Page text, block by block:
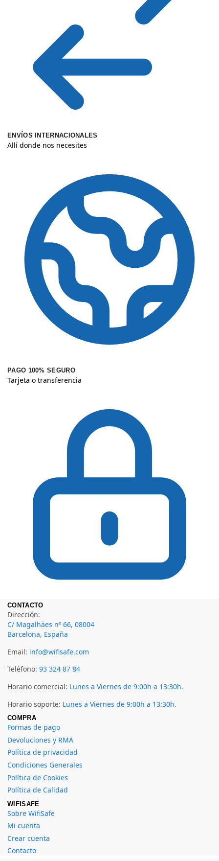
ENVÍOS INTERNACIONALES
Allí donde nos necesites
PAGO 100% SEGURO
Tarjeta o transferencia
CONTACTO
Dirección:
C/ Magalhäes nº 66, 08004
Barcelona, España
Email: info@wifisafe.com
Teléfono: 93 324 87 84
Horario comercial: Lunes a Viernes de 9:00h a 13:30h.
Horario soporte: Lunes a Viernes de 9:00h a 13:30h.
COMPRA
Formas de pago
Devoluciones y RMA
Política de privacidad
Condiciones Generales
Política de Cookies
Política de Calidad
WIFISAFE
Sobre WifiSafe
Mi cuenta
Crear cuenta
Contacto